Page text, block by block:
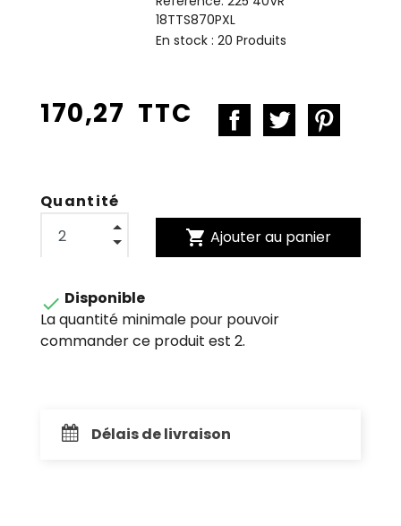
18TTS870PXL
En stock :20 Produits
170,27 TTC
Quantité
shopping_cart Ajouter au panier
 Disponible
La quantité minimale pour pouvoir
commander ce produit est 2.
Délais de livraison